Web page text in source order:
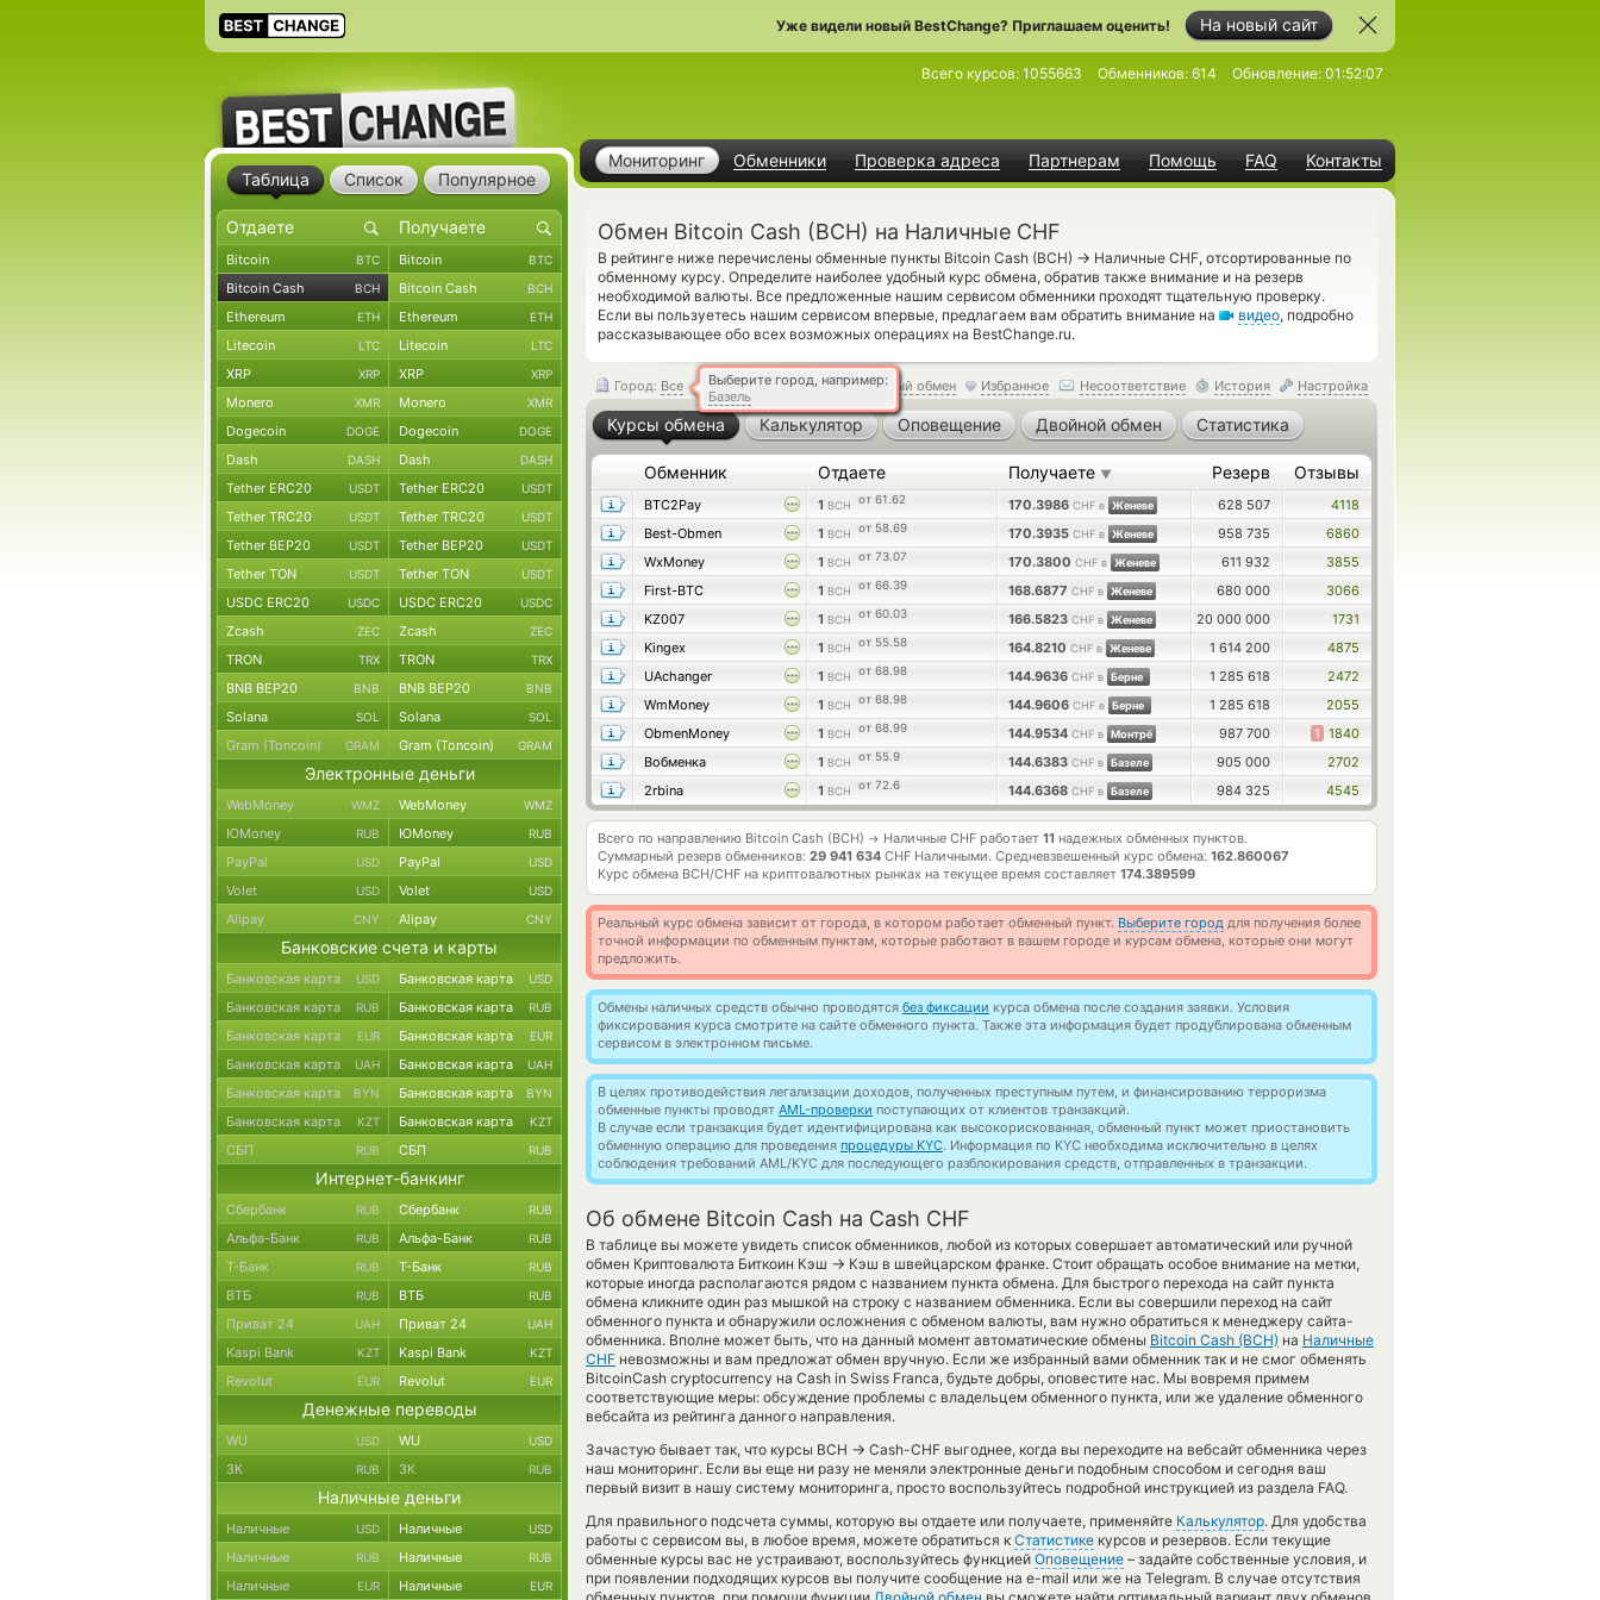
На новый сайт
Уже видели новый BestChange? Приглашаем оценить!
Мониторинг Обменники Проверка адреса Партнерам Помощь FAQ Контакты
Всего курсов: 1055663 Обменников: 614 Обновление: 01:52:07
Обмен Bitcoin Cash (BCH) на Наличные CHF
В рейтинге ниже перечислены обменные пункты Bitcoin Cash (BCH) → Наличные CHF, отсортированные по
обменному курсу. Определите наиболее удобный курс обмена, обратив также внимание и на резерв
необходимой валюты. Все предложенные нашим сервисом обменники проходят тщательную проверку.
Если вы пользуетесь нашим сервисом впервые, предлагаем вам обратить внимание на
видео, подробно
рассказывающее обо всех возможных операциях на BestChange.ru.
Обратный обмен Избранное Несоответствие История Настройка
Город: Все
Выберите город, например:
Базель
Курсы обмена Калькулятор Оповещение Двойной обмен Статистика
Обменник Отдаете Получаете ▼ Резерв Отзывы
BTC2Pay 1 BCH от 61.62 170.3986 CHF в Женеве 628 507
4118
Best-Obmen
1 BCH от 58.69 170.3935 CHF в Женеве 958 735
6860
WxMoney
1 BCH от 73.07 170.3800 CHF в Женеве 611 932
3855
First-BTC
1 BCH от 66.39 168.6877 CHF в Женеве 680 000
3066
KZ007
1 BCH от 60.03 166.5823 CHF в Женеве 20 000 000
1731
Kingex
1 BCH от 55.58 164.8210 CHF в Женеве 1 614 200
4875
UAchanger
1 BCH от 68.98 144.9636 CHF в Берне 1 285 618
2472
WmMoney
1 BCH от 68.98 144.9606 CHF в Берне 1 285 618
2055
ObmenMoney
1 BCH от 68.99 144.9534 CHF в Монтрё 987 700 1 1840
Вобменка
1 BCH от 55.9 144.6383 CHF в Базеле 905 000
2702
2rbina
1 BCH от 72.6 144.6368 CHF в Базеле 984 325 4545
Всего по направлению Bitcoin Cash (BCH) → Наличные CHF работает 11 надежных обменных пунктов.
Суммарный резерв обменников: 29 941 634 CHF Наличными. Средневзвешенный курс обмена: 162.860067
Курс обмена BCH/CHF на криптовалютных рынках на текущее время составляет 174.389599
Реальный курс обмена зависит от города, в котором работает обменный пункт. Выберите город для получения более
точной информации по обменным пунктам, которые работают в вашем городе и курсам обмена, которые они могут
предложить.
Обмены наличных средств обычно проводятся без фиксации курса обмена после создания заявки. Условия
фиксирования курса смотрите на сайте обменного пункта. Также эта информация будет продублирована обменным
сервисом в электронном письме.
В целях противодействия легализации доходов, полученных преступным путем, и финансированию терроризма
обменные пункты проводят AML-проверки поступающих от клиентов транзакций.
В случае если транзакция будет идентифицирована как высокорискованная, обменный пункт может приостановить
обменную операцию для проведения процедуры KYC. Информация по KYC необходима исключительно в целях
соблюдения требований AML/KYC для последующего разблокирования средств, отправленных в транзакции.
Об обмене Bitcoin Cash на Cash CHF
В таблице вы можете увидеть список обменников, любой из которых совершает автоматический или ручной
обмен Криптовалюта Биткоин Кэш → Кэш в швейцарском франке. Стоит обращать особое внимание на метки,
которые иногда располагаются рядом с названием пункта обмена. Для быстрого перехода на сайт пункта
обмена кликните один раз мышкой на строку с названием обменника. Если вы совершили переход на сайт
обменного пункта и обнаружили осложнения с обменом валюты, вам нужно обратиться к менеджеру сайта-
обменника. Вполне может быть, что на данный момент автоматические обмены Bitcoin Cash (BCH) на Наличные
CHF невозможны и вам предложат обмен вручную. Если же избранный вами обменник так и не смог обменять
BitcoinCash cryptocurrency на Cash in Swiss Franca, будьте добры, оповестите нас. Мы вовремя примем
соответствующие меры: обсуждение проблемы с владельцем обменного пункта, или же удаление обменного
вебсайта из рейтинга данного направления.
Зачастую бывает так, что курсы BCH → Cash-CHF выгоднее, когда вы переходите на вебсайт обменника через
наш мониторинг. Если вы еще ни разу не меняли электронные деньги подобным способом и сегодня ваш
первый визит в нашу систему мониторинга, просто воспользуйтесь подробной инструкцией из раздела FAQ.
Для правильного подсчета суммы, которую вы отдаете или получаете, применяйте Калькулятор. Для удобства
работы с сервисом вы, в любое время, можете обратиться к Статистике курсов и резервов. Если текущие
обменные курсы вас не устраивают, воспользуйтесь функцией Оповещение – задайте собственные условия, и
при появлении подходящих курсов вы получите сообщение на e-mail или же на Telegram. В случае отсутствия
Таблица Список Популярное
Bitcoin BTC Bitcoin BTC
Bitcoin Cash BCH Bitcoin Cash BCH
Ethereum ETH Ethereum ETH
Litecoin LTC Litecoin LTC
XRP XRP XRP XRP
Monero XMR Monero XMR
Dogecoin DOGE Dogecoin DOGE
Dash DASH Dash DASH
Tether ERC20 USDT Tether ERC20 USDT
Tether TRC20 USDT Tether TRC20 USDT
Tether BEP20 USDT Tether BEP20 USDT
Tether TON USDT Tether TON USDT
USDC ERC20 USDC USDC ERC20 USDC
Zcash ZEC Zcash ZEC
TRON TRX TRON TRX
BNB BEP20 BNB BNB BEP20 BNB
Solana SOL Solana SOL
Gram (Toncoin) GRAM Gram (Toncoin) GRAM
Электронные деньги
WebMoney WMZ WebMoney WMZ
ЮMoney RUB ЮMoney RUB
PayPal USD PayPal USD
Volet USD Volet USD
Alipay CNY Alipay CNY
Банковские счета и карты
Банковская карта USD Банковская карта USD
Банковская карта RUB Банковская карта RUB
Банковская карта EUR Банковская карта EUR
Банковская карта UAH Банковская карта UAH
Банковская карта BYN Банковская карта BYN
Банковская карта KZT Банковская карта KZT
СБП RUB СБП RUB
Интернет-банкинг
Сбербанк RUB Сбербанк RUB
Альфа-Банк RUB Альфа-Банк RUB
Т-Банк RUB Т-Банк RUB
ВТБ RUB ВТБ RUB
Приват 24 UAH Приват 24 UAH
Kaspi Bank KZT Kaspi Bank KZT
Revolut EUR Revolut EUR
Денежные переводы
WU USD WU USD
ЗК RUB ЗК RUB
Наличные деньги
Наличные USD Наличные USD
Наличные RUB Наличные RUB
Наличные EUR Наличные EUR